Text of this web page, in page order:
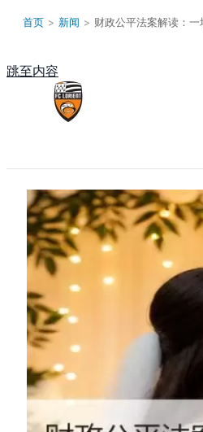
首页 > 新闻 > 财政公平法案解读：
跳至内容